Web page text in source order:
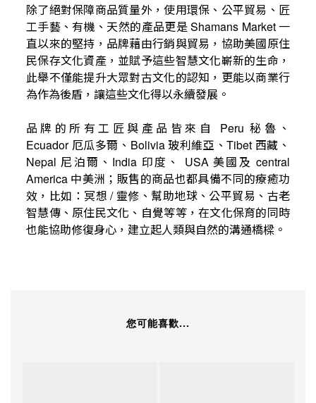
除了絕對保障商品質量外，使用環保、公平貿易、匠
工手藝、有機、天然的產品更是Shamans Market 一
直以來的堅持，品牌藉由行銷與貿易，協助美國原住
民保存文化資產，並賦予這些智慧文化嶄新的生命，
此舉不僅能提升大眾對古文化的認知，更能以商業行
為作為後盾，讓這些文化得以永續發展。
品牌的所有工匠與產品皆來自
Peru秘魯、
Ecuador 厄瓜多爾、 Bolivia 玻利維亞、Tibet 西藏、
Nepal 尼泊爾、 India 印度、 USA 美國及 central
America 中美洲；販售的商品也都具備不同的療癒功
效，比如：冥想 / 靈修、幫助地球、公平貿易、古老
智慧傳、原住民文化、自覺等等，在文化保育的同時
也能協助修復身心，建立起人類與自然的溝通橋樑。
您可能喜歡...